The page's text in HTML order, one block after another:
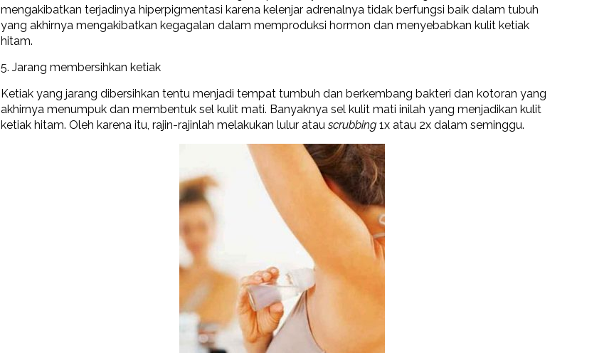
mengakibatkan terjadinya hiperpigmentasi karena kelenjar adrenalnya tidak berfungsi baik dalam tubuh
yang akhirnya mengakibatkan kegagalan dalam memproduksi hormon dan menyebabkan kulit ketiak
hitam.
5. Jarang membersihkan ketiak
Ketiak yang jarang dibersihkan tentu menjadi tempat tumbuh dan berkembang bakteri dan kotoran yang
akhirnya menumpuk dan membentuk sel kulit mati. Banyaknya sel kulit mati inilah yang menjadikan kulit
ketiak hitam. Oleh karena itu, rajin-rajinlah melakukan lulur atauscrubbing 1x atau 2x dalam seminggu.